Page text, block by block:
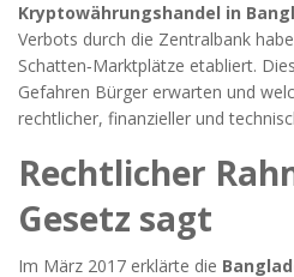
Kryptowährungshandel in
Verbots durch die Zentralbank
Schatten‑Marktplätze etabliert.
Gefahren Bürger erwarten und
rechtlicher, finanzieller und
Rechtlicher
Gesetz sagt
Im März 2017 erklärte die